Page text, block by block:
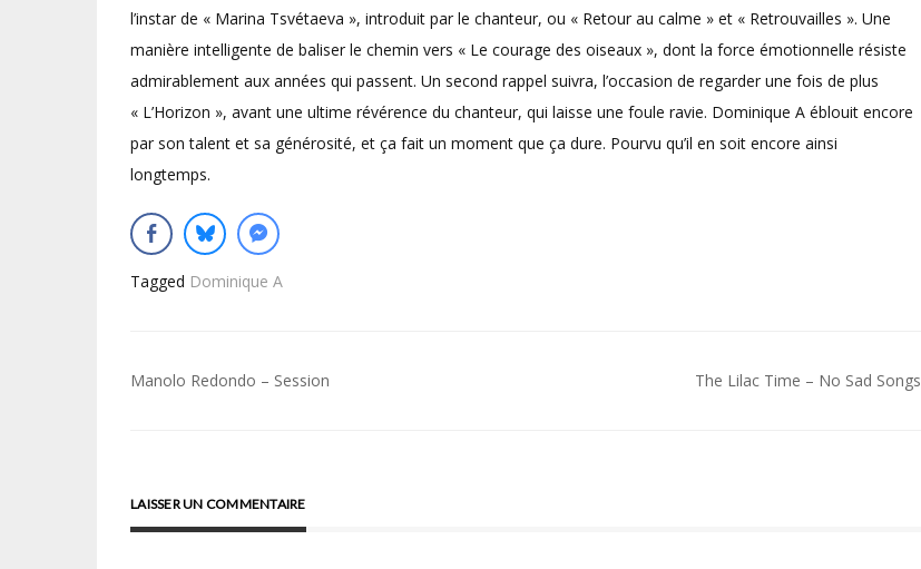
l’instar de « Marina Tsvétaeva », introduit par le chanteur, ou « Retour au calme » et « Retrouvailles ». Une
manière intelligente de baliser le chemin vers « Le courage des oiseaux », dont la force émotionnelle résiste
admirablement aux années qui passent. Un second rappel suivra, l’occasion de regarder une fois de plus
« L’Horizon », avant une ultime révérence du chanteur, qui laisse une foule ravie. Dominique A éblouit encore
par son talent et sa générosité, et ça fait un moment que ça dure. Pourvu qu’il en soit encore ainsi
longtemps.
Tagged Dominique A
Navigation
Manolo Redondo – Session The Lilac Time – No Sad Songs
LAISSER UN COMMENTAIRE